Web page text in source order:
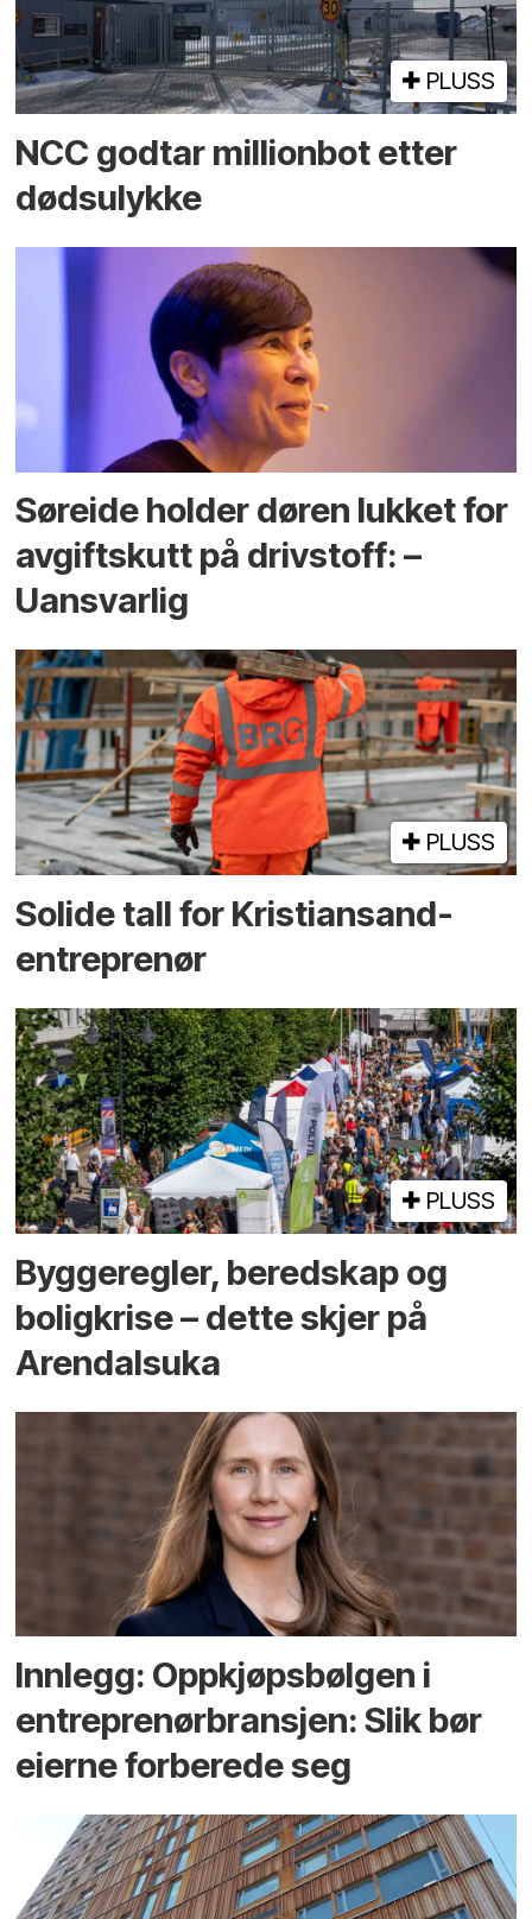
PLUSS
NCC godtar millionbot etter
dødsulykke
Søreide holder døren lukket for
avgiftskutt på drivstoff: –
Uansvarlig
PLUSS
Solide tall for Kristiansand-
entreprenør
PLUSS
Bygge­regler, beredskap og
bolig­krise – dette skjer på
Arendals­uka
Innlegg: Oppkjøps­bølgen i
entreprenør­bransjen: Slik bør
eierne forberede seg